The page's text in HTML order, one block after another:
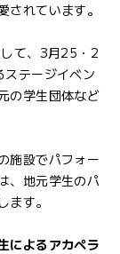
れています。
て、3月25・2
テージイベン
の学生団体など
施設でパフォー
、地元学生のパ
す。
によるアカペラ